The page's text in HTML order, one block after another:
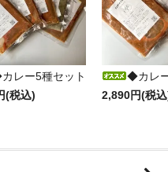
レー5種セット
(税込)
◆カレ
2,890円(税